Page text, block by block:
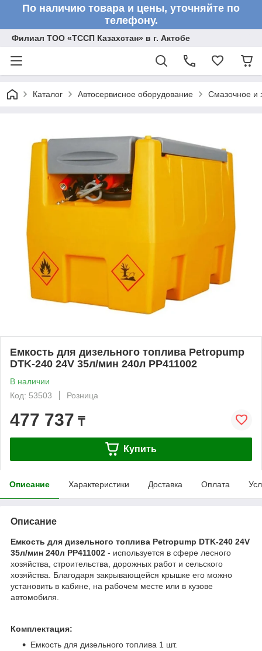
По наличию товара и цены, уточняйте по
телефону.
Филиал ТОО «ТССП Казахстан» в г. Актобе
Каталог Автосервисное оборудование Смазочное и
Емкость для дизельного топлива Petropump
DTK-240 24V 35л/мин 240л PP411002
В наличии
Код: 53503
Розница
477 737 ₸
Купить
Описание Характеристики Доставка Оплата
Описание
Емкость для дизельного топлива Petropump DTK-240 24V
35л/мин 240л PP411002 - используется в сфере лесного
хозяйства, строительства, дорожных работ и сельского
хозяйства. Благодаря закрывающейся крышке его можно
установить в кабине, на рабочем месте или в кузове
автомобиля.
Комплектация:
Емкость для дизельного топлива 1 шт.